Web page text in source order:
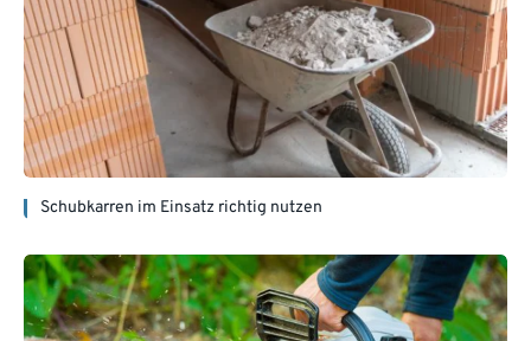
Schubkarren im Einsatz richtig nutzen